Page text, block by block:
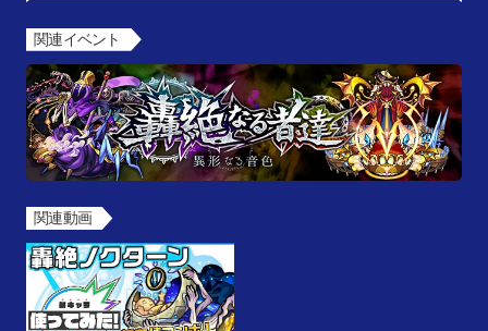
関連イベント
関連動画